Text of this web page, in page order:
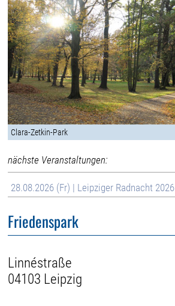
Clara-Zetkin-Park
nächste Veranstaltungen:
28.08.2026 (Fr) | Leipziger Radnacht 2026
Friedenspark
Linnéstraße
04103 Leipzig